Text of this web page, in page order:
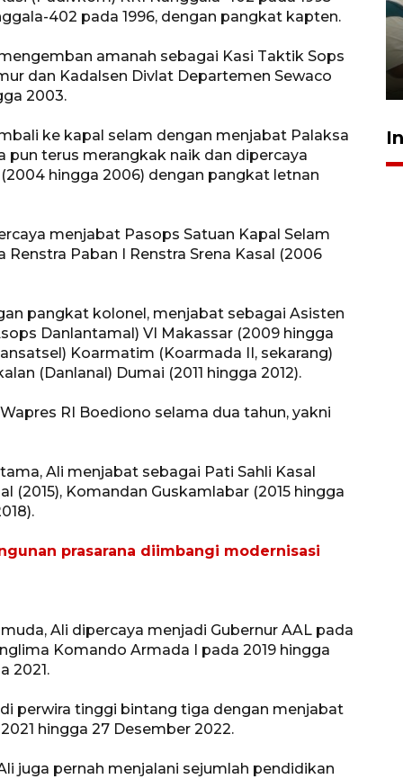
402 pada 1996, dengan pangkat kapten.
amanah sebagai Kasi Taktik Sops
dan Kadalsen Divlat Departemen Sewaco
2003.
ke kapal selam dengan menjabat Palaksa
pun terus merangkak naik dan dipercaya
hingga 2006) dengan pangkat letnan
menjabat Pasops Satuan Kapal Selam
Paban I Renstra Srena Kasal (2006
pangkat kolonel, menjabat sebagai Asisten
Danlantamal) VI Makassar (2009 hingga
Koarmatim (Koarmada II, sekarang)
(Danlanal) Dumai (2011 hingga 2012).
RI Boediono selama dua tahun, yakni
Ali menjabat sebagai Pati Sahli Kasal
(2015), Komandan Guskamlabar (2015 hingga
prasarana diimbangi modernisasi
Ali dipercaya menjadi Gubernur AAL pada
Komando Armada I pada 2019 hingga
2021.
perwira tinggi bintang tiga dengan menjabat
hingga 27 Desember 2022.
juga pernah menjalani sejumlah pendidikan
Ambon ajak semua pihak buka
pembinaan
23 Juli 2026 14:28
SPHP jaga harga beras
2026-08-08 06:00:00